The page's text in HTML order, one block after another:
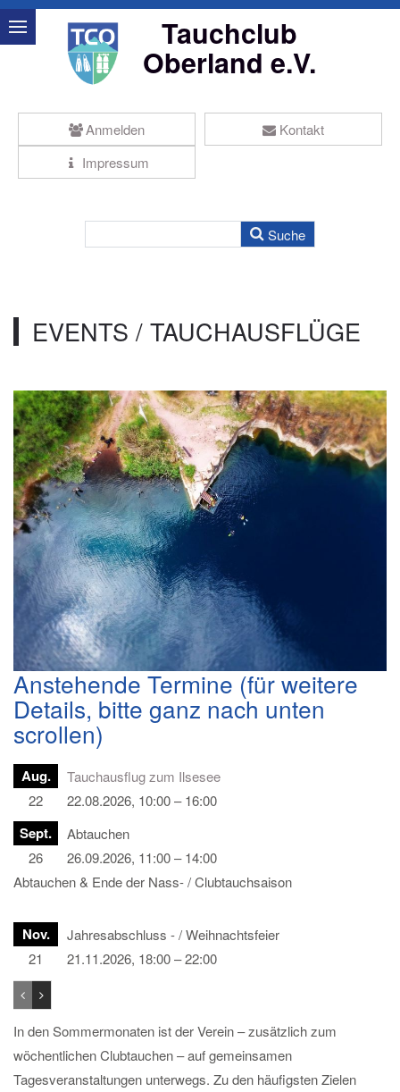
Tauchclub
Oberland e.V.
Anmelden
Kontakt
Impressum
EVENTS / TAUCHAUSFLÜGE
Anstehende Termine (für weitere
Details, bitte ganz nach unten
scrollen)
Aug.
22
Tauchausflug zum Ilsesee
22.08.2026, 10:00 – 16:00
Sept.
26
Abtauchen
26.09.2026, 11:00 – 14:00
Abtauchen & Ende der Nass- / Clubtauchsaison
Nov.
21
Jahresabschluss - / Weihnachtsfeier
21.11.2026, 18:00 – 22:00
In den Sommermonaten ist der Verein – zusätzlich zum
wöchentlichen Clubtauchen – auf gemeinsamen
Tagesveranstaltungen unterwegs. Zu den häufigsten Zielen